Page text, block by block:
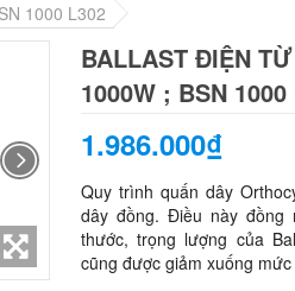
1000 L302
BALLAST ĐIỆN
1000W ; BSN 1000
1.986.000₫
Quy trình quấn dây
dây đồng. Điều này đồng
thước, trọng lượng của
cũng được giảm xuống